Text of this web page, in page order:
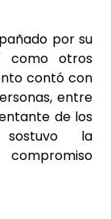
por su
como otros
contó con
entre
de los
sostuvo la